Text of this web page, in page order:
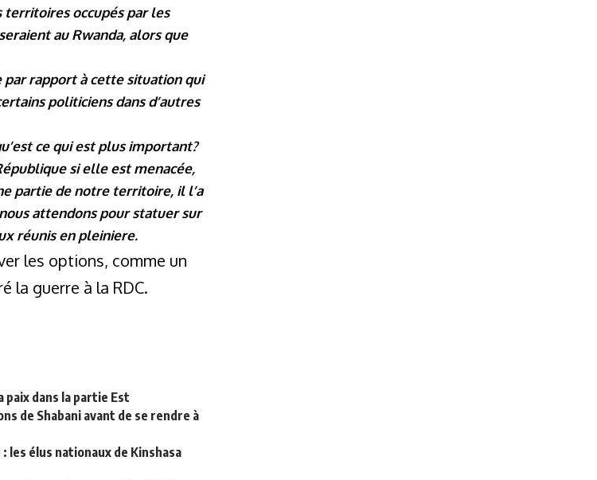
territoires occupés par les
au Rwanda, alors que
rapport à cette situation qui
politiciens dans d’autres
ce qui est plus important?
si elle est menacée,
partie de notre territoire, il l’a
attendons pour statuer sur
réunis en pleiniere.
les options, comme un
la guerre à la RDC.
paix dans la partie Est
de Shabani avant de se rendre à
les élus nationaux de Kinshasa